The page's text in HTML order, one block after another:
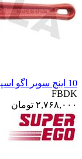
10 اینچ سوپر اگو اسپانیا Super EGO
FBDK
۲,۷۶۸,۰۰۰ تومان